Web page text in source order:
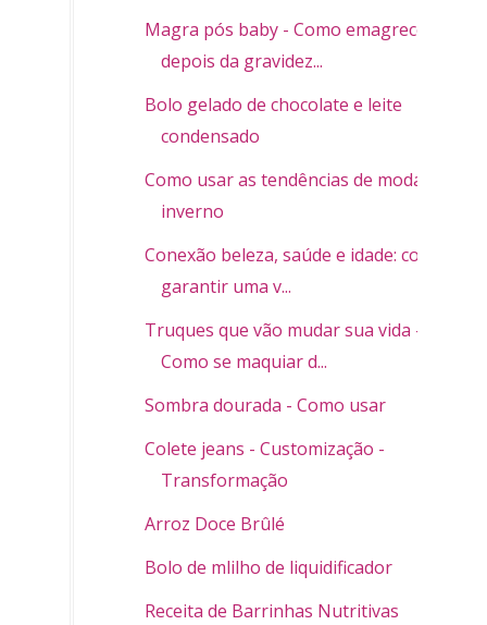
Magra pós baby - Como emagrecer
depois da gravidez...
Bolo gelado de chocolate e leite
condensado
Como usar as tendências de moda
inverno
Conexão beleza, saúde e idade: como
garantir uma v...
Truques que vão mudar sua vida -
Como se maquiar d...
Sombra dourada - Como usar
Colete jeans - Customização -
Transformação
Arroz Doce Brûlé
Bolo de mlilho de liquidificador
Receita de Barrinhas Nutritivas